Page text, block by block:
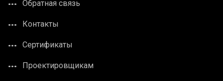
Обратная связь
Контакты
Сертификаты
Проектировщикам